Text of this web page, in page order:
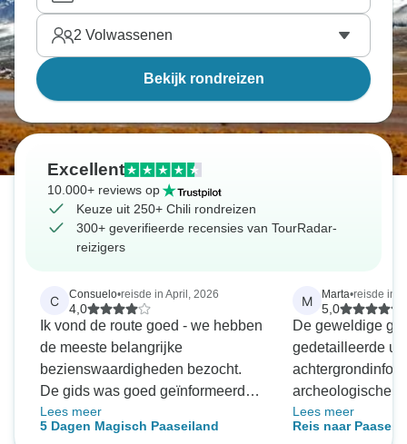
2 Volwassenen
Bekijk rondreizen
Excellent
10.000+ reviews op
Keuze uit 250+ Chili rondreizen
300+ geverifieerde recensies van TourRadar-
reizigers
C Consuelo•reisde in April, 2026
4,0
Ik vond de route goed - we hebben
de meeste belangrijke
bezienswaardigheden bezocht.
De gids was goed geïnformeerd
en punctueel. Het enige probleem
dat ik had was dat hij
Lees meer
5 Dagen Magisch Paaseiland
M Marta•reisde in
5,0
De geweldige
gedetailleerde
archeologische
heel dankbaar
en kennis. De
Lees meer
Reis naar